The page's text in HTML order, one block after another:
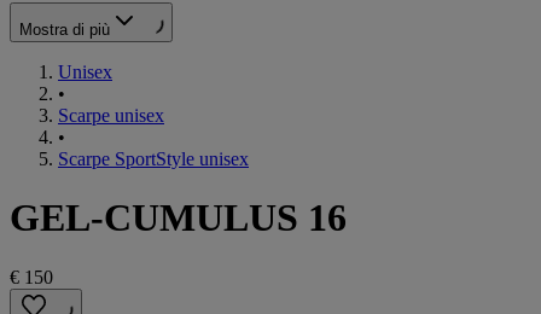
Mostra di più
Unisex
•
Scarpe unisex
•
Scarpe SportStyle unisex
GEL-CUMULUS 16
€ 150